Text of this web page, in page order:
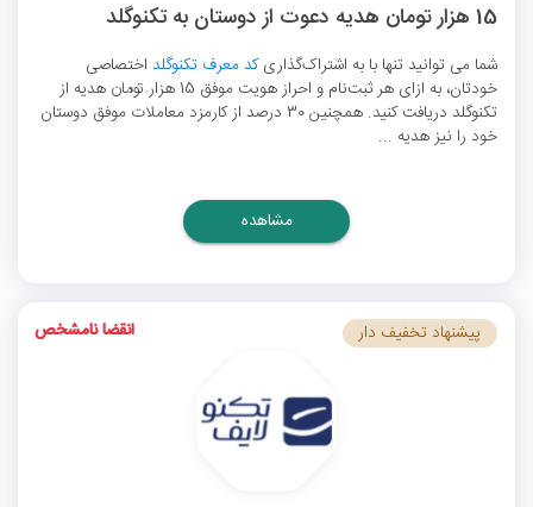
15 هزار تومان هدیه دعوت از دوستان به تکنوگلد
شما می توانید تنها با به اشتراک‌گذاریکد معرف تکنوگلد اختصاصی
خودتان، به ازای هر ثبت‌نام و احراز هویت موفق 15 هزار تومان هدیه از
تکنوگلد دریافت کنید. همچنین 30 درصد از کارمزد معاملات موفق دوستان
خود را نیز هدیه ...
مشاهده
پیشنهاد تخفیف دار انقضا نامشخص